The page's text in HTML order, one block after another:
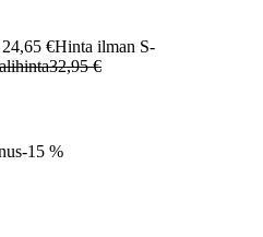
24,65 €Hinta ilman S-
32,95 €
-15 %